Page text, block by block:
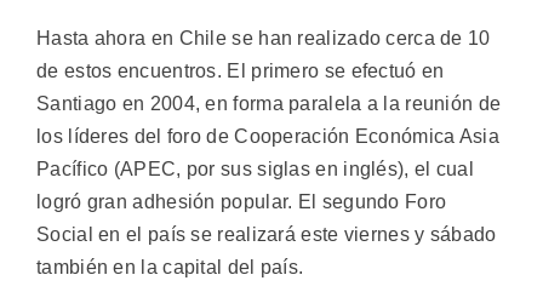
Hasta ahora en Chile se han realizado cerca de 10
de estos encuentros. El primero se efectuó en
Santiago en 2004, en forma paralela a la reunión de
los líderes del foro de Cooperación Económica Asia
Pacífico (APEC, por sus siglas en inglés), el cual
logró gran adhesión popular. El segundo Foro
Social en el país se realizará este viernes y sábado
también en la capital del país.